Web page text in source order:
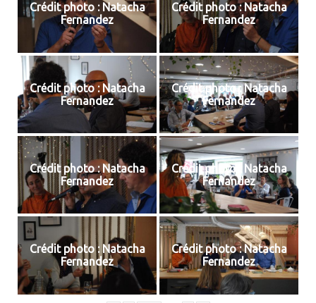
Crédit photo : Natacha
Fernandez
Crédit photo : Natacha
Fernandez
Crédit photo : Natacha
Fernandez
Crédit photo : Natacha
Fernandez
Crédit photo : Natacha
Fernandez
Crédit photo : Natacha
Fernandez
Crédit photo : Natacha
Fernandez
Crédit photo : Natacha
Fernandez